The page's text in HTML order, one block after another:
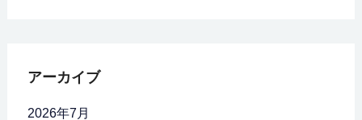
アーカイブ
2026年7月